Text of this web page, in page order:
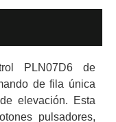
PLN07D6 de
de fila única
elevación. Esta
pulsadores,